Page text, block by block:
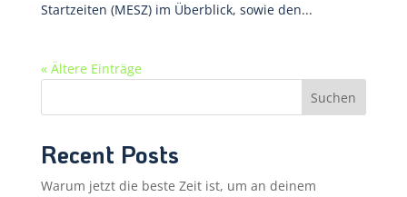
Startzeiten (MESZ) im Überblick, sowie den...
« Ältere Einträge
Suchen
Recent Posts
Warum jetzt die beste Zeit ist, um an deinem